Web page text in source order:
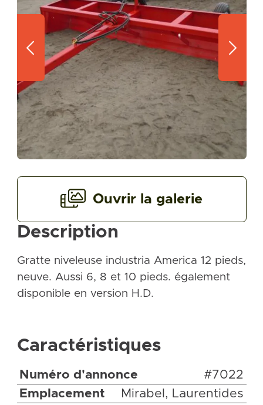
Description
Gratte niveleuse industria America 12 pieds,
neuve. Aussi 6, 8 et 10 pieds. également
disponible en version H.D.
Caractéristiques
Numéro d'annonce
#7022
Emplacement
Mirabel, Laurentides
Ouvrir la galerie